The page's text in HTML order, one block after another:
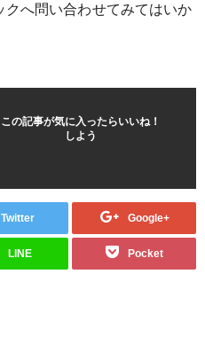
へ問い合わせてみてはいか
この記事が気に入ったらいいね！
しよう
Twitter Google+
LINE Pocket